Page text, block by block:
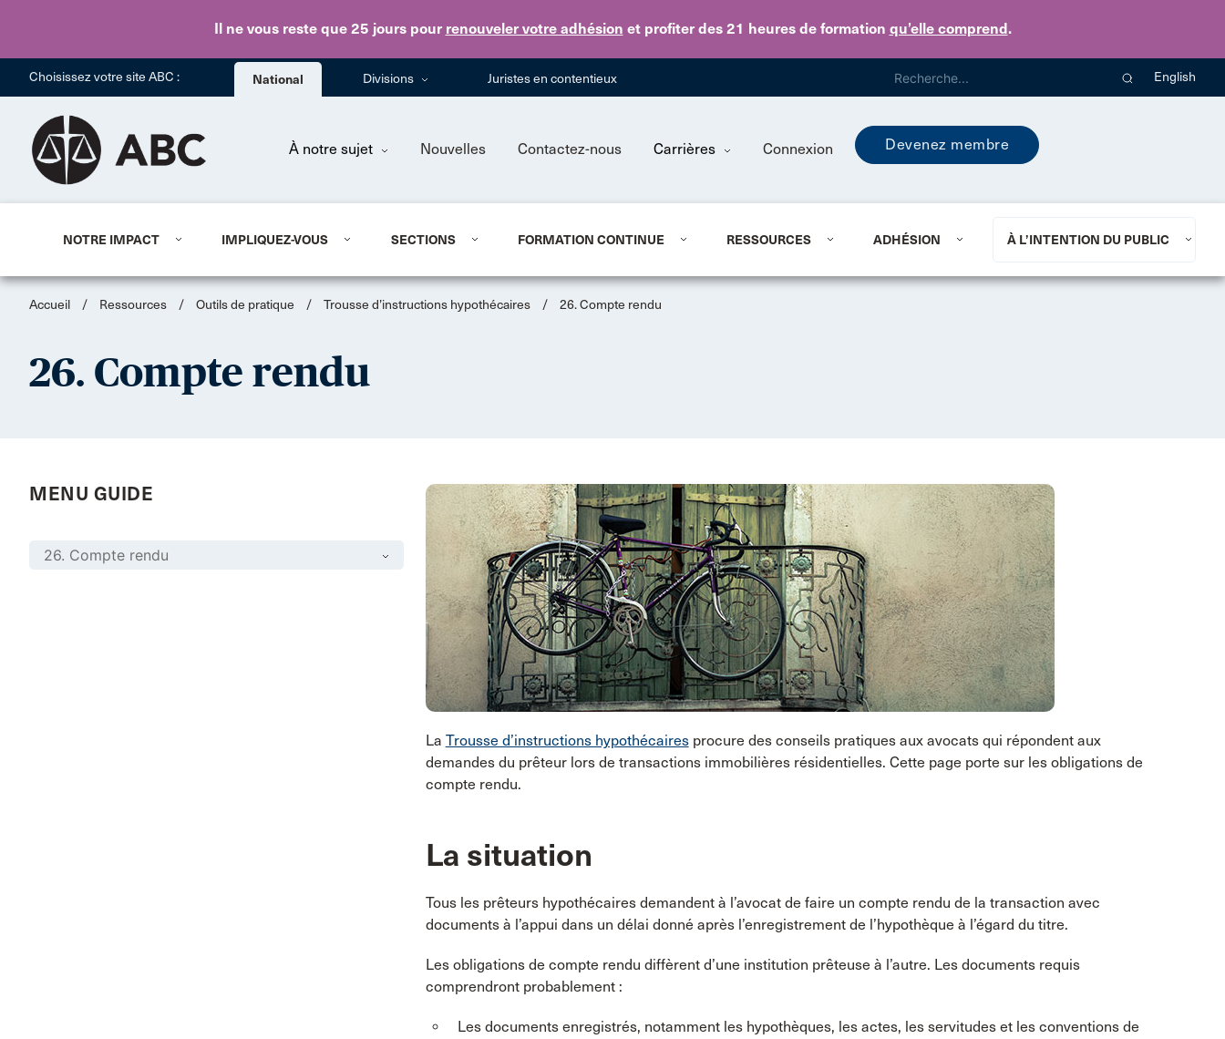
Il ne vous reste que 25 jourspour renouveler votre adhésion et profiter des 21 heures de formation qu’elle comprend.
Skip to main content
Choisissez votre site ABC : National Divisions Juristes en contentieux English
À notre sujet Nouvelles Contactez-nous Carrières Connexion Devenez membre
NOTRE IMPACT IMPLIQUEZ-VOUS SECTIONS FORMATION CONTINUE RESSOURCES ADHÉSION À L’INTENTION DU PUBLIC
Accueil / Ressources / Outils de pratique / Trousse d’instructions hypothécaires / 26. Compte rendu
26. Compte rendu
MENU GUIDE
La Trousse d’instructions hypothécairesprocure des conseils pratiques aux avocats qui répondent aux
demandes du prêteur lors de transactions immobilières résidentielles. Cette page porte sur les obligations de
compte rendu.
La situation
Tous les prêteurs hypothécaires demandent à l’avocat de faire un compte rendu de la transaction avec
documents à l’appui dans un délai donné après l’enregistrement de l’hypothèque à l’égard du titre.
Les obligations de compte rendu diffèrent d’une institution prêteuse à l’autre. Les documents requis
comprendront probablement :
Les documents enregistrés, notamment les hypothèques, les actes, les servitudes et les conventions de